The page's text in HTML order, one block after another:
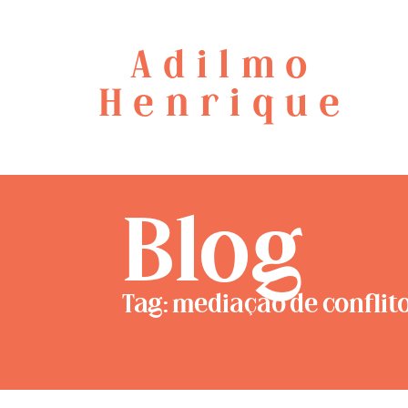
Adilmo
Henrique
Blog
Tag: mediação de